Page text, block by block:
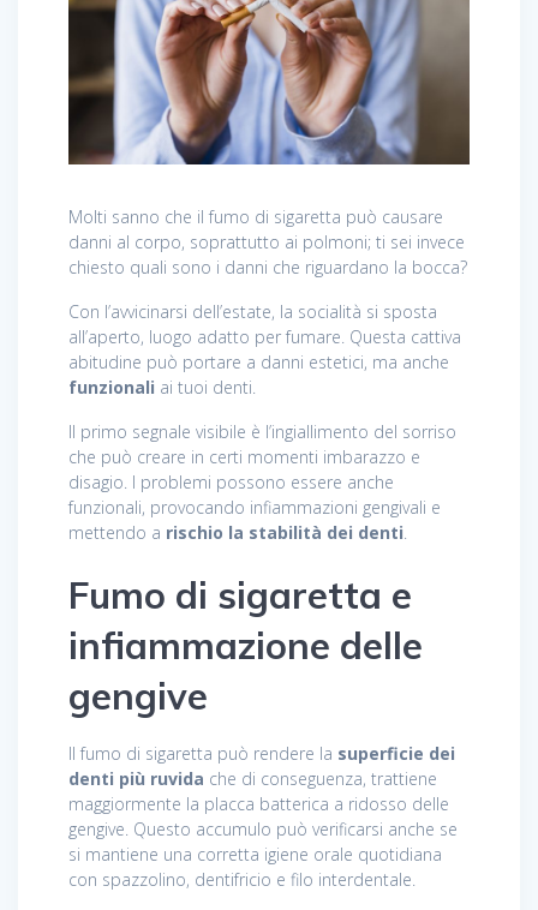
Molti sanno che il fumo di sigaretta può causare
danni al corpo, soprattutto ai polmoni; ti sei invece
chiesto quali sono i danni che riguardano la bocca?
Con l’avvicinarsi dell’estate, la socialità si sposta
all’aperto, luogo adatto per fumare. Questa cattiva
abitudine può portare a danni estetici, ma anche
funzionali ai tuoi denti.
Il primo segnale visibile è l’ingiallimento del sorriso
che può creare in certi momenti imbarazzo e
disagio. I problemi possono essere anche
funzionali, provocando infiammazioni gengivali e
mettendo a rischio la stabilità dei denti
Fumo di sigaretta e
infiammazione delle
gengive
Il fumo di sigaretta può rendere la superficie dei
denti più ruvida che di conseguenza, trattiene
maggiormente la placca batterica a ridosso delle
gengive. Questo accumulo può verificarsi anche se
si mantiene una corretta igiene orale quotidiana
con spazzolino, dentifricio e filo interdentale.